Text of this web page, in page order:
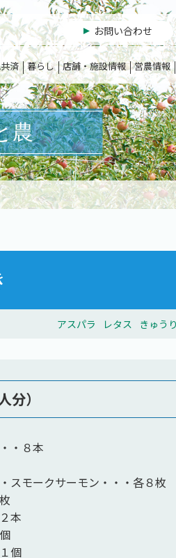
お問い合わせ
済 暮らし 店舗・施設情報 営農情報
農
アスパラ レタス きゅうり
分）
・８本
スモークサーモン・・・各８枚
本
個